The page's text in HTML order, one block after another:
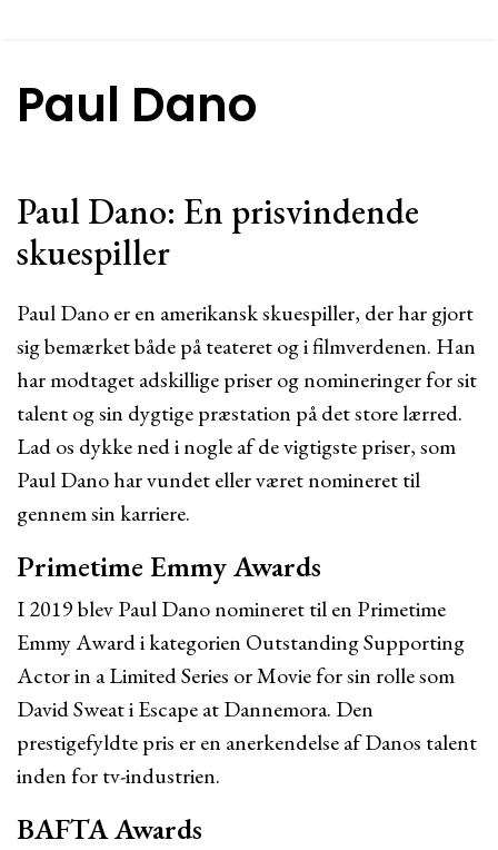
Paul Dano
Paul Dano: En prisvindende
skuespiller
Paul Dano er en amerikansk skuespiller, der har gjort
sig bemærket både på teateret og i filmverdenen. Han
har modtaget adskillige priser og nomineringer for sit
talent og sin dygtige præstation på det store lærred.
Lad os dykke ned i nogle af de vigtigste priser, som
Paul Dano har vundet eller været nomineret til
gennem sin karriere.
Primetime Emmy Awards
I 2019 blev Paul Dano nomineret til en Primetime
Emmy Award i kategorien Outstanding Supporting
Actor in a Limited Series or Movie for sin rolle som
David Sweat i Escape at Dannemora. Den
prestigefyldte pris er en anerkendelse af Danos talent
inden for tv-industrien.
BAFTA Awards